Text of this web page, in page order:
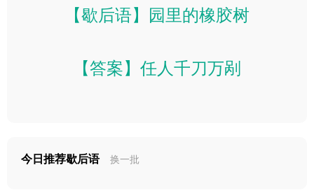
【歇后语】园里的橡胶树
【答案】任人千刀万剐
今日推荐歇后语 换一批